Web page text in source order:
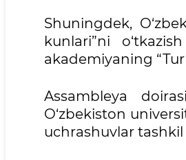
Shuningdek,
kunlari”ni
akademiyaning
Assambleya
O‘zbekiston
uchrashuvlar